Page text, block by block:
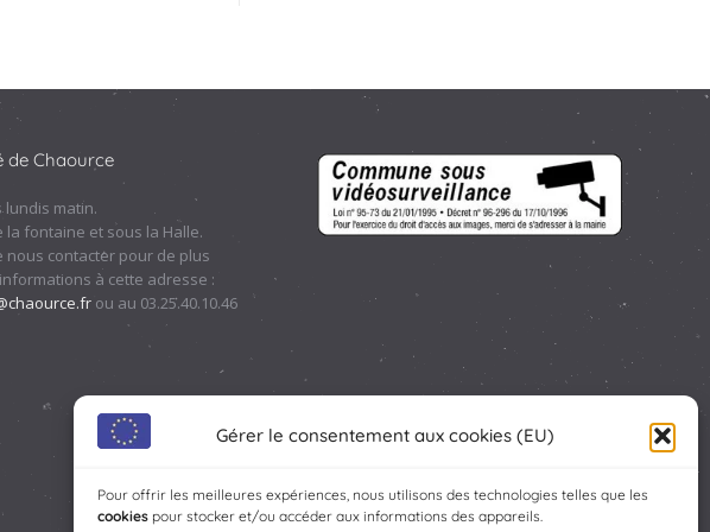
Gérer le consentement aux cookies (EU)
Pour offrir les meilleures expériences, nous utilisons des technologies telles que les
cookies pour stocker et/ou accéder aux informations des appareils.
de Chaource
lundis matin.
la fontaine et sous la Halle.
nous contacter pour de plus
à cette adresse :
ou au 03.25.40.10.46